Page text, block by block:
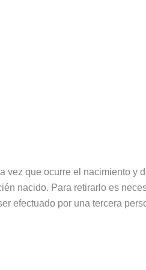
vez que ocurre el nacimiento y
nacido. Para retirarlo es
efectuado por una tercera